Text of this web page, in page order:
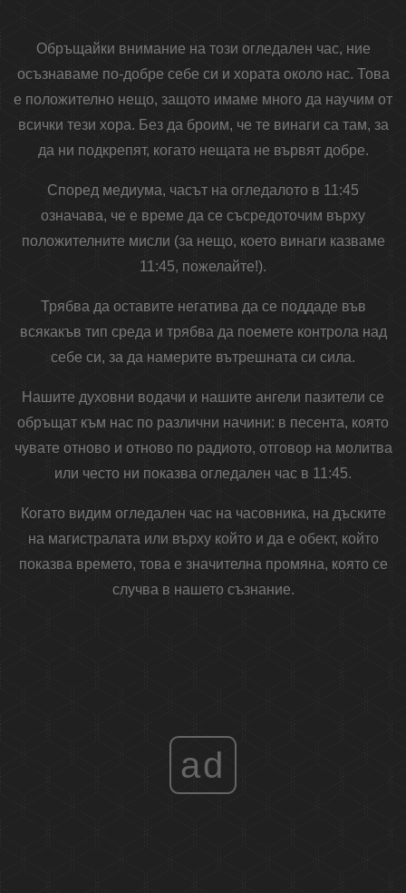
Обръщайки внимание на този огледален час, ние
осъзнаваме по-добре себе си и хората около нас. Това
е положително нещо, защото имаме много да научим от
всички тези хора. Без да броим, че те винаги са там, за
да ни подкрепят, когато нещата не вървят добре.
Според медиума, часът на огледалото в 11:45
означава, че е време да се съсредоточим върху
положителните мисли (за нещо, което винаги казваме
11:45, пожелайте!).
Трябва да оставите негатива да се поддаде във
всякакъв тип среда и трябва да поемете контрола над
себе си, за да намерите вътрешната си сила.
Нашите духовни водачи и нашите ангели пазители се
обръщат към нас по различни начини: в песента, която
чувате отново и отново по радиото, отговор на молитва
или често ни показва огледален час в 11:45.
Когато видим огледален час на часовника, на дъските
на магистралата или върху който и да е обект, който
показва времето, това е значителна промяна, която се
случва в нашето съзнание.
ad